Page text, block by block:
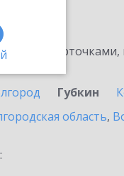
карточками,
Губкин
область,